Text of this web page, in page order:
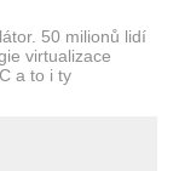
50 milionů lidí
virtualizace
a to i ty